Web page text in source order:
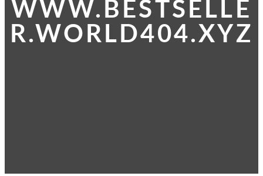
WWW.BESTSELLE
R.WORLD404.XYZ